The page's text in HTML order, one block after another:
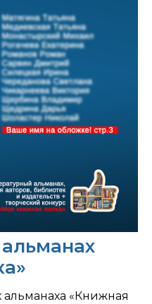
альманаха «Книжная